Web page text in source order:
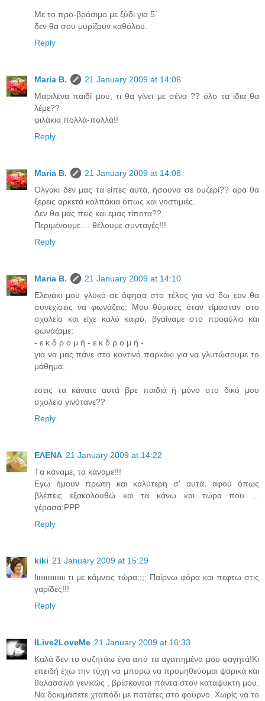
Με το προ-βράσιμο με ξύδι για 5΄
δεν θα σου μυρίζουν καθόλου.
Reply
Maria B.
21 January 2009 at 14:06
Mαριλένα παιδί μου, τι θα γίνει με σένα ?? όλο τα ιδια θα
λέμε??
φιλάκια πολλά-πολλά!!
Reply
Maria B.
21 January 2009 at 14:08
Oλγακι δεν μας τα είπες αυτά, ήσουνα σε ουζερί?? αρα θα
ξερεις αρκετά κολπάκια όπως και νοστιμιές.
Δεν θα μας πεις και εμας τίποτα??
Περιμένουμε.... θέλουμε συνταγές!!!
Reply
Maria B.
21 January 2009 at 14:10
Eλενάκι μου γλυκό σε άφησα στο τέλος για να δω εαν θα
συνεχίσεις να φωνάζεις. Μου θύμισες όταν είμασταν στο
σχολείο και είχε καλό καιρό, βγαίναμε στο προαύλιο και
φωνάζαμε:
- ε κ δ ρ ο μ ή - ε κ δ ρ ο μ ή -
για να μας πάνε στο κοντινό παρκάκι για να γλυτώσουμε το
μάθημα.
εσεις τα κάνατε αυτά βρε παιδιά ή μόνο στο δικό μου
σχολείο γινότανε??
Reply
ΕΛΕΝΑ 21 January 2009 at 14:22
Tα κάναμε, τα κάναμε!!!
Εγώ ήμουν πρώτη και καλύτερη σ' αυτά, αφού όπως
βλέπεις εξακολουθώ και τα κάνω και τώρα που ...
γέρασα:PPP
Reply
kiki 21 January 2009 at 15:29
Ιιιιιιιιιιιιιιιιι τι με κάμνεις τώρα;;;; Παίρνω φόρα και πεφτω στις
γαρίδες!!!
Reply
ILive2LoveMe 21 January 2009 at 16:33
Καλά δεν το συζητάω ένα από τα αγαπημένα μου φαγητά!Κι
επειδή έχω την τύχη να μπορώ να προμηθεύομαι ψαρικά και
θαλασσινά γενικώς , βρίσκονται πάντα στον καταψύκτη μου.
Να δοκιμάσετε χταπόδι με πατάτες στο φούρνο. Χωρίς να το